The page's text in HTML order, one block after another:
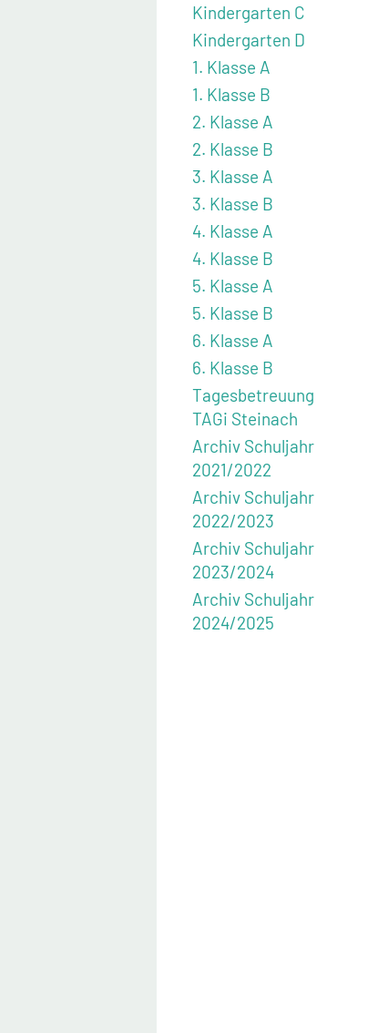
Kindergarten C
Kindergarten D
1. Klasse A
1. Klasse B
2. Klasse A
2. Klasse B
3. Klasse A
3. Klasse B
4. Klasse A
4. Klasse B
5. Klasse A
5. Klasse B
6. Klasse A
6. Klasse B
Tagesbetreuung
TAGi Steinach
Archiv Schuljahr
2021/2022
Archiv Schuljahr
2022/2023
Archiv Schuljahr
2023/2024
Archiv Schuljahr
2024/2025